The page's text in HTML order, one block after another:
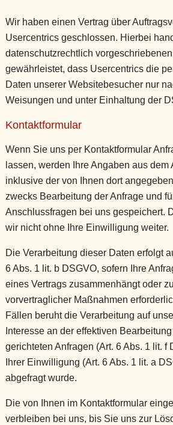
Wir haben einen Vertrag über
Usercentrics geschlossen. Hierbei
datenschutzrechtlich
gewährleistet, dass Usercentrics die
Daten unserer Websitebesucher nur
Weisungen und unter Einhaltung der
Kontaktformular
Wenn Sie uns per Kontaktformular
lassen, werden Ihre Angaben aus dem
inklusive der von Ihnen dort
zwecks Bearbeitung der Anfrage und
Anschlussfragen bei uns gespeichert.
wir nicht ohne Ihre Einwilligung weiter.
Die Verarbeitung dieser Daten erfolgt
6 Abs. 1 lit. b DSGVO, sofern Ihre
eines Vertrags zusammenhängt oder
vorvertraglicher Maßnahmen
Fällen beruht die Verarbeitung auf
Interesse an der effektiven
gerichteten Anfragen (Art. 6 Abs. 1 lit. f
Ihrer Einwilligung (Art. 6 Abs. 1 lit. a
abgefragt wurde.
Die von Ihnen im Kontaktformular
verbleiben bei uns, bis Sie uns zur